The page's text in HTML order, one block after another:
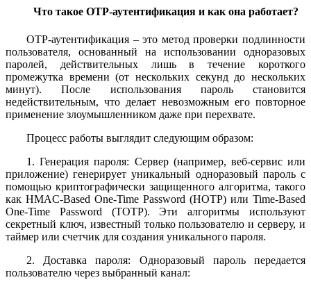
Что такое OTP-аутентификация и как она работает?
OTP-аутентификация – это метод проверки подлинности
пользователя, основанный на использовании одноразовых
паролей, действительных лишь в течение короткого
промежутка времени (от нескольких секунд до нескольких
минут). После использования пароль становится
недействительным, что делает невозможным его повторное
применение злоумышленником даже при перехвате.
Процесс работы выглядит следующим образом:
1. Генерация пароля: Сервер (например, веб-сервис или
приложение) генерирует уникальный одноразовый пароль с
помощью криптографически защищенного алгоритма, такого
как HMAC-Based One-Time Password (HOTP) или Time-Based
One-Time Password (TOTP). Эти алгоритмы используют
секретный ключ, известный только пользователю и серверу, и
таймер или счетчик для создания уникального пароля.
2. Доставка пароля: Одноразовый пароль передается
пользователю через выбранный канал: